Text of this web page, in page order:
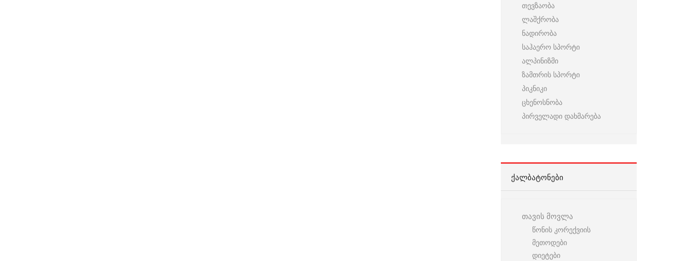
თევზაობა
ლაშქრობა
ნადირობა
საჰაერო სპორტი
ალპინიზმი
ზამთრის სპორტი
პიკნიკი
ცხენოსნობა
პირველადი დახმარება
ᲥᲐᲚᲑᲐᲢᲝᲜᲔᲑᲘ
თავის მოვლა
წონის კორექვიის
მეთოდები
დიეტები